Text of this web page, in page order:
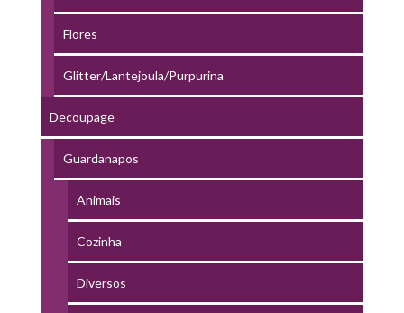
Flores
Glitter/Lantejoula/Purpurina
Decoupage
Guardanapos
Animais
Cozinha
Diversos